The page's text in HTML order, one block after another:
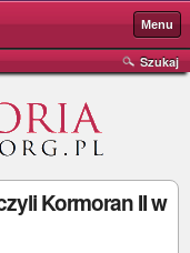
Menu
Szukaj
Kormoran II w